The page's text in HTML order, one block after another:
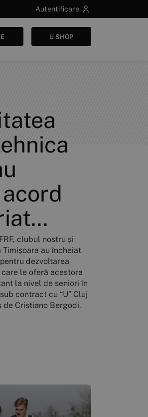
Autentificare
U SHOP
clubul nostru și
au încheiat
dezvoltarea
le oferă acestora
la nivel de seniori în
contract cu “U” Cluj
Cristiano Bergodi.